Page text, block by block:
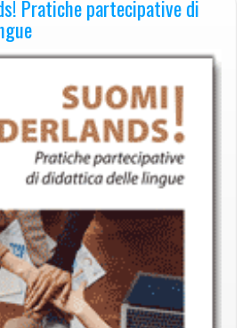
Pratiche partecipative di